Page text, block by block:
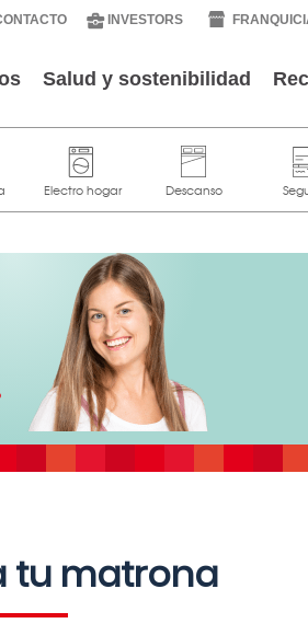
INVESTORS
Salud y sostenibilidad
tu matrona